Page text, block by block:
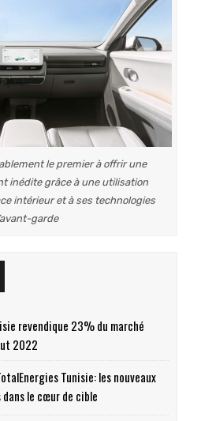
le premier à offrir une
inédite grâce à une utilisation
intérieur et à ses technologies
garde
revendique 23% du marché
2022
Tunisie: les nouveaux
le cœur de cible